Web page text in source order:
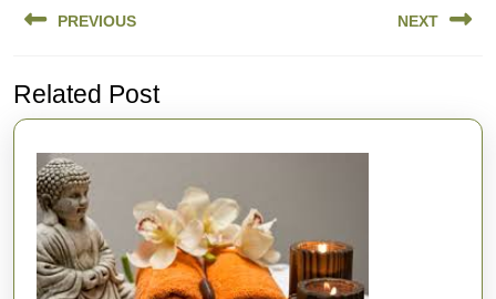
de
PREVIOUS
post:
NEXT
Related Post